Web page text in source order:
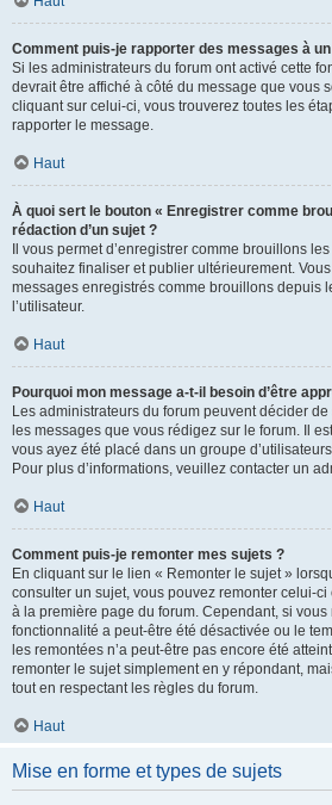
Comment puis-je rapporter des messages à
Si les administrateurs du forum ont activé cette
devrait être affiché à côté du message que vous
cliquant sur celui-ci, vous trouverez toutes les
rapporter le message.
Haut
À quoi sert le bouton « Enregistrer comme
rédaction d’un sujet ?
Il vous permet d’enregistrer comme brouillons
souhaitez finaliser et publier ultérieurement.
messages enregistrés comme brouillons depuis
l’utilisateur.
Haut
Pourquoi mon message a-t-il besoin d’être
Les administrateurs du forum peuvent décider
les messages que vous rédigez sur le forum. Il
vous ayez été placé dans un groupe
Pour plus d’informations, veuillez contacter un
Haut
Comment puis-je remonter mes sujets ?
En cliquant sur le lien « Remonter le sujet »
consulter un sujet, vous pouvez remonter celui-
à la première page du forum. Cependant, si vous
fonctionnalité a peut-être été désactivée ou le
les remontées n’a peut-être pas encore été
remonter le sujet simplement en y répondant,
tout en respectant les règles du forum.
Haut
Mise en forme et types de sujets